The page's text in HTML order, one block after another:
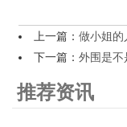
上一篇： 做小姐的
下一篇： 外围是不
推荐资讯